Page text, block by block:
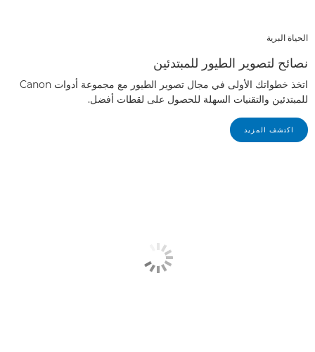
الحياة البرية
نصائح لتصوير الطيور للمبتدئين
اتخذ خطواتك الأولى في مجال تصوير الطيور مع مجموعة أدوات Canon
للمبتدئين والتقنيات السهلة للحصول على لقطات أفضل.
اكتشف المزيد